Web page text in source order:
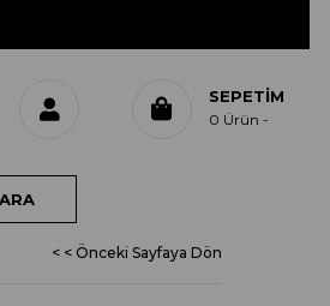
SEPETIM
0 Ürün
< < Önceki Sayfaya Dön